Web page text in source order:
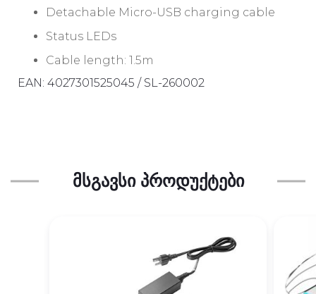
Detachable Micro-USB charging cable
Status LEDs
Cable length: 1.5m
EAN: 4027301525045 / SL-260002
ᲛᲡᲒᲐᲕᲡᲘ ᲞᲠᲝᲓᲣᲥᲢᲔᲑᲘ